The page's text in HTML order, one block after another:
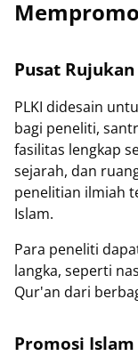
Pusat
PLKI didesain
bagi peneliti,
fasilitas lengkap
sejarah, dan
penelitian ilmiah
Islam.
Para peneliti
langka, seperti
Qur'an dari
Promosi